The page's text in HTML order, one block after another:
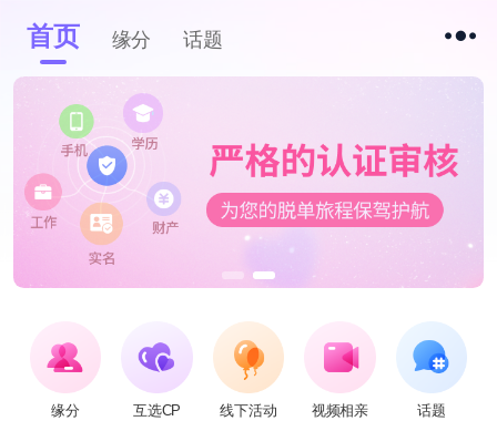
首页 缘分 话题
缘分 互选CP 线下活动 视频相亲 话题